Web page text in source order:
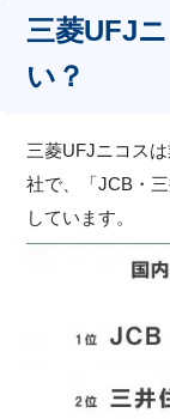
三菱UFJ
い？
三菱UFJニコス
社で、「JCB・
しています。